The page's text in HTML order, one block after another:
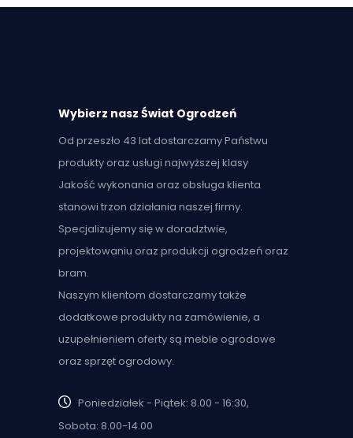
Wybierz nasz Świat Ogrodzeń
Od przeszło 43 lat dostarczamy Państwu
produkty oraz usługi najwyższej klasy
Jakość wykonania oraz obsługa klienta
stanowi trzon działania naszej firmy.
Specjalizujemy się w doradztwie,
projektowaniu oraz produkcji ogrodzeń oraz
bram.
Naszym klientom dostarczamy także
dodatkowe produkty na zamówienie, a
uzupełnieniem oferty są meble ogrodowe
oraz sprzęt ogrodowy.
Poniedziałek - Piątek: 8.00 - 16:30,
Sobota: 8.00-14.00